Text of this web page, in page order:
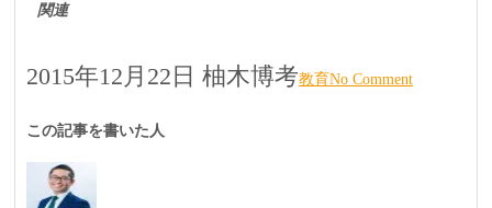
関連
2015年12月22日 柚木博考教育No Comment
この記事を書いた人